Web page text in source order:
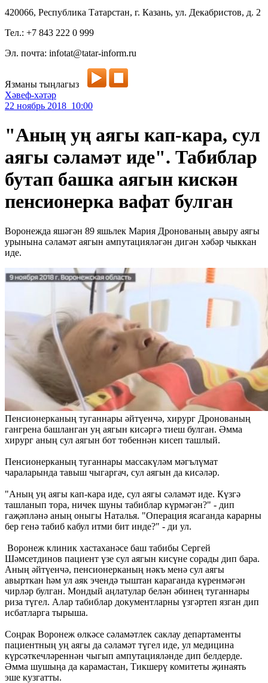
420066, Республика Татарстан, г. Казань, ул. Декабристов, д. 2
Тел.: +7 843 222 0 999
Эл. почта: infotat@tatar-inform.ru
Язманы тыңлагыз
Хәвеф-хәтәр
22 ноябрь 2018 10:00
"Аның уң аягы кап-кара, сул
аягы сәламәт иде". Табиблар
бутап башка аягын кискән
пенсионерка вафат булган
Воронежда яшәгән 89 яшьлек Мария Дронованың авыру аягы
урынына сәламәт аягын ампутацияләгән дигән хәбәр чыккан
иде.
Пенсионерканың туганнары әйтүенчә, хирург Дронованың
гангрена башланган уң аягын кисәргә тиеш булган. Әмма
хирург аның сул аягын бот төбеннән кисеп ташлый.
Пенсионерканың туганнары массакүләм мәгълүмат
чараларында тавыш чыгаргач, сул аягын да кисәләр.
"Аның уң аягы кап-кара иде, сул аягы сәламәт иде. Күзгә
ташланып тора, ничек шуны табиблар күрмәгән?" - дип
гаҗәпләнә аның оныгы Наталья. "Операция ясаганда карарны
бер генә табиб кабул итми бит инде?" - ди ул.
Воронеж клиник хастаханәсе баш табибы Сергей
Шәмсетдинов пациент үзе сул аягын кисүне сорады дип бара.
Аның әйтүенчә, пенсионерканың нәкъ менә сул аягы
авырткан һәм ул аяк эчендә тыштан караганда күренмәгән
чирләр булган. Мондый аңлатулар белән әбинең туганнары
риза түгел. Алар табиблар документларны үзгәртеп язган дип
исбатларга тырыша.
Соңрак Воронеж өлкәсе сәламәтлек саклау департаменты
пациентның уң аягы да сәламәт түгел иде, ул медицина
күрсәткечләреннән чыгып ампутацияләнде дип белдерде.
Әмма шушыңа да карамастан, Тикшерү комитеты җинаять
эше кузгатты.